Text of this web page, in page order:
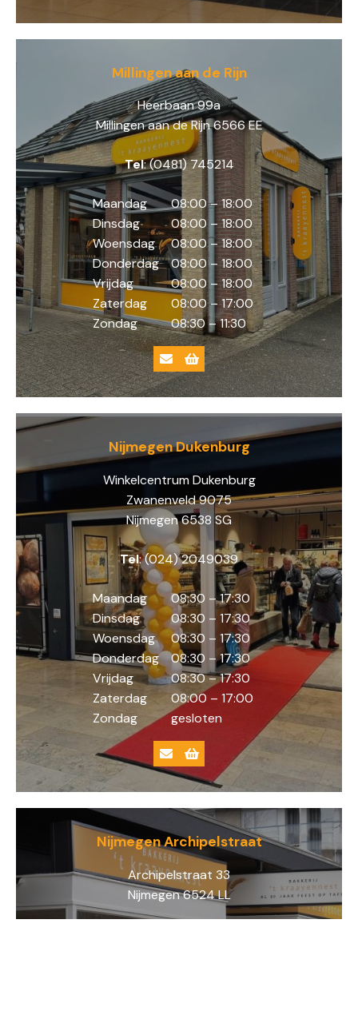
Millingen aan de Rijn
Heerbaan 99a
Millingen aan de Rijn 6566 EE
Tel: (0481) 745214
Maandag
08:00 – 18:00
Dinsdag
08:00 – 18:00
Woensdag
08:00 – 18:00
Donderdag
08:00 – 18:00
Vrijdag
08:00 – 18:00
Zaterdag
08:00 – 17:00
Zondag
08:30 – 11:30
Nijmegen Dukenburg
Winkelcentrum Dukenburg
Zwanenveld 9075
Nijmegen 6538 SG
Tel: (024) 2049039
Maandag
08:30 – 17:30
Dinsdag
08:30 – 17:30
Woensdag
08:30 – 17:30
Donderdag
08:30 – 17:30
Vrijdag
08:30 – 17:30
Zaterdag
08:00 – 17:00
Zondag
gesloten
Nijmegen Archipelstraat
Archipelstraat 33
Nijmegen 6524 LL